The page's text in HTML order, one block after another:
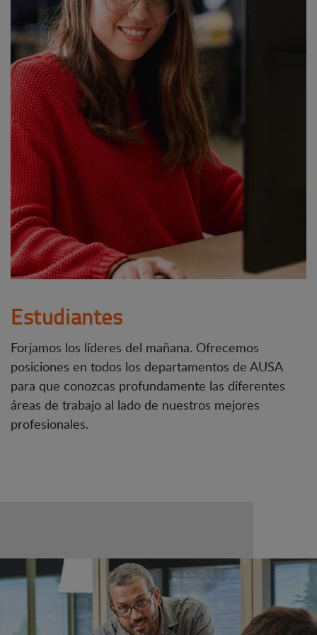
Estudiantes
Forjamos los líderes del mañana. Ofrecemos
posiciones en todos los departamentos de AUSA
para que conozcas profundamente las diferentes
áreas de trabajo al lado de nuestros mejores
profesionales.